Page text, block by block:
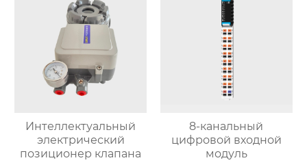
Интеллектуальный
электрический
позиционер клапана
8-канальный
цифровой входной
модуль